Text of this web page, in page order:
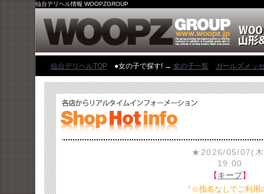
仙台デリヘル情報 WOOPZGROUP
仙台デリヘルTOP●女の子で探す! → 女の子一覧 ガールズメッ
★2026/05/07(
19:00
【キープ】
『☆指名なしでご利用